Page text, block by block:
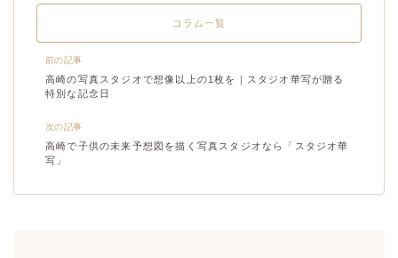
前の記事
高崎の写真スタジオで想像以上の1枚を｜スタジオ華写が贈る
特別な記念日
コラム一覧
次の記事
高崎で子供の未来予想図を描く写真スタジオなら「スタジオ華
写」